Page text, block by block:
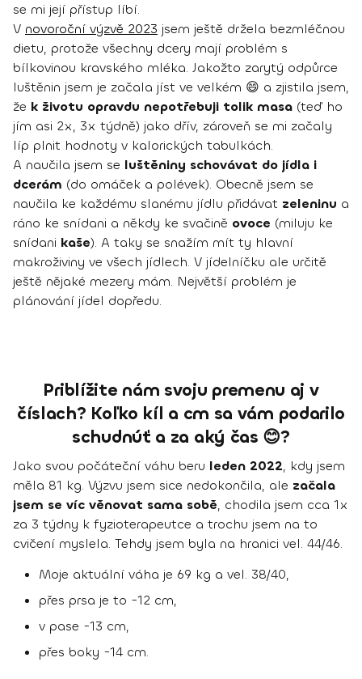
se mi její přístup líbí.
V novoroční výzvě 2023 jsem ještě držela bezmléčnou
dietu, protože všechny dcery mají problém s
bílkovinou kravského mléka. Jakožto zarytý odpůrce
luštěnin jsem je začala jíst ve velkém 😄 a zjistila jsem,
že k životu opravdu nepotřebuji tolik masa (teď ho
jím asi 2x, 3x týdně) jako dřív, zároveň se mi začaly
líp plnit hodnoty v kalorických tabulkách.
A naučila jsem se luštěniny schovávat do jídla i
dcerám (do omáček a polévek). Obecně jsem se
naučila ke každému slanému jídlu přidávat zeleninu a
ráno ke snídani a někdy ke svačině ovoce (miluju ke
snídani kaše). A taky se snažím mít ty hlavní
makroživiny ve všech jídlech. V jídelníčku ale určitě
ještě nějaké mezery mám. Největší problém je
plánování jídel dopředu.
Priblížite nám svoju premenu aj v
číslach? Koľko kíl a cm sa vám podarilo
schudnúť a za aký čas 😊?
Jako svou počáteční váhu beru leden 2022, kdy jsem
měla 81 kg. Výzvu jsem sice nedokončila, ale začala
jsem se víc věnovat sama sobě, chodila jsem cca 1x
za 3 týdny k fyzioterapeutce a trochu jsem na to
cvičení myslela. Tehdy jsem byla na hranici vel. 44/46.
Moje aktuální váha je 69 kg a vel. 38/40,
přes prsa je to -12 cm,
v pase -13 cm,
přes boky -14 cm.